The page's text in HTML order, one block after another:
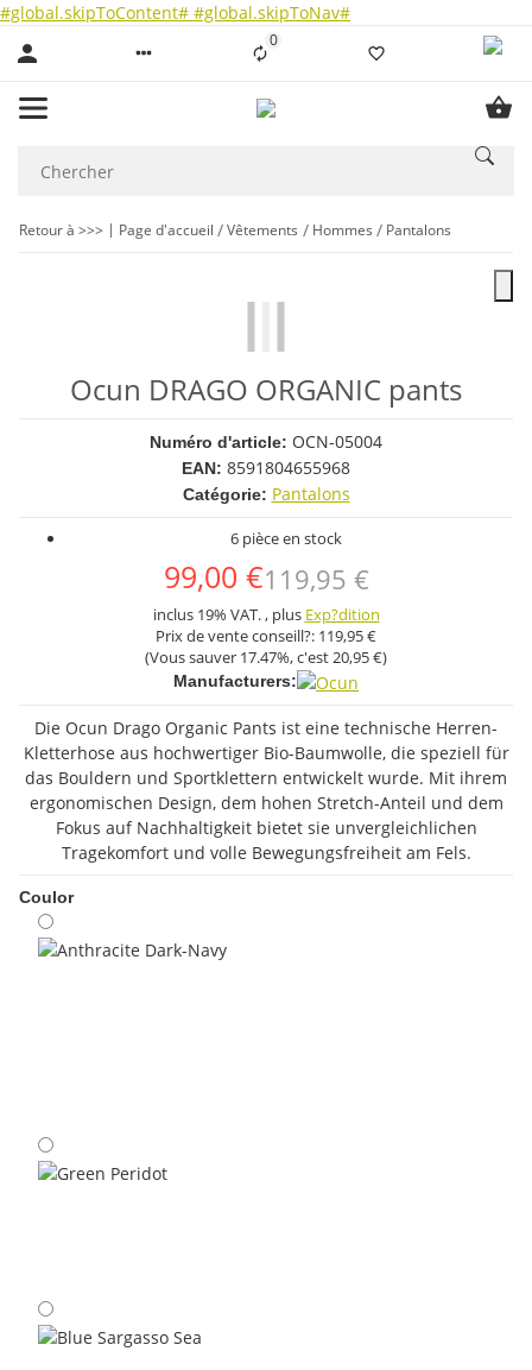
#global.skipToContent# #global.skipToNav#
0Liste ist leer
Retour à >>> Page d'accueil Vêtements Hommes Pantalons
Ocun DRAGO ORGANIC pants
Numéro d'article: OCN-05004
EAN: 8591804655968
Catégorie: Pantalons
6 pièce en stock
99,00 €119,95 €
inclus 19% VAT. , plus Exp?dition
Prix ​​de vente conseill?: 119,95 €
(Vous sauver 17.47%, c'est20,95 €)
Manufacturers:
Die Ocun Drago Organic Pants ist eine technische Herren-
Kletterhose aus hochwertiger Bio-Baumwolle, die speziell für
das Bouldern und Sportklettern entwickelt wurde. Mit ihrem
ergonomischen Design, dem hohen Stretch-Anteil und dem
Fokus auf Nachhaltigkeit bietet sie unvergleichlichen
Tragekomfort und volle Bewegungsfreiheit am Fels.
Coulor
Anthracite Dark-Navy
Green Peridot